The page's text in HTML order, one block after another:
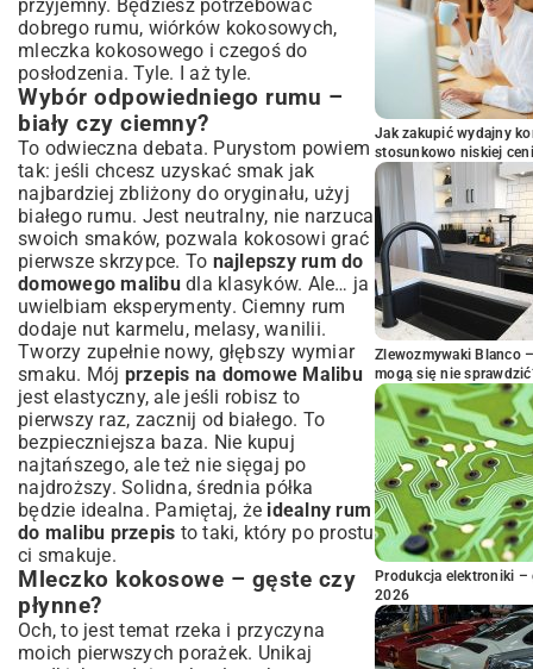
przyjemny. Będziesz potrzebować
dobrego rumu, wiórków kokosowych,
mleczka kokosowego i czegoś do
posłodzenia. Tyle. I aż tyle.
Wybór odpowiedniego rumu –
biały czy ciemny?
To odwieczna debata. Purystom powiem
tak: jeśli chcesz uzyskać smak jak
najbardziej zbliżony do oryginału, użyj
białego rumu. Jest neutralny, nie narzuca
swoich smaków, pozwala kokosowi grać
pierwsze skrzypce. To najlepszy rum do
domowego malibudla klasyków. Ale… ja
uwielbiam eksperymenty. Ciemny rum
dodaje nut karmelu, melasy, wanilii.
Tworzy zupełnie nowy, głębszy wymiar
smaku. Mój przepis na domowe Malibu
jest elastyczny, ale jeśli robisz to
pierwszy raz, zacznij od białego. To
bezpieczniejsza baza. Nie kupuj
najtańszego, ale też nie sięgaj po
najdroższy. Solidna, średnia półka
będzie idealna. Pamiętaj, że idealny rum
do malibu przepis to taki, który po prostu
ci smakuje.
Mleczko kokosowe – gęste czy
płynne?
Och, to jest temat rzeka i przyczyna
moich pierwszych porażek. Unikaj
Jak zakupić wydajny
stosunkowo niskiej
Zlewozmywaki Blanco
mogą się nie
Produkcja elektroniki –
2026